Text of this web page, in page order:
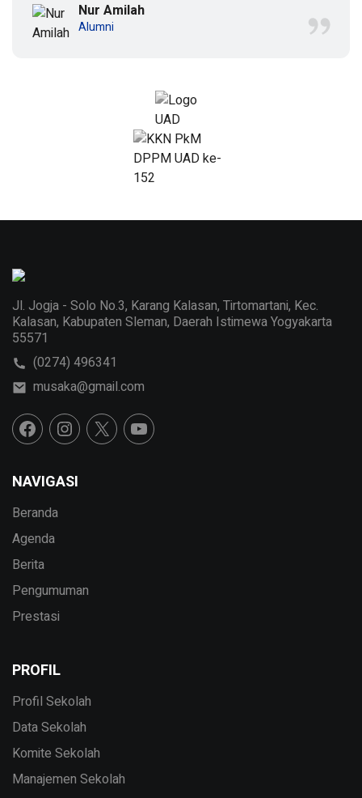
Nur Amilah
Alumni
Jl. Jogja - Solo No.3, Karang Kalasan, Tirtomartani, Kec.
Kalasan, Kabupaten Sleman, Daerah Istimewa Yogyakarta
55571
(0274) 496341
musaka@gmail.com
NAVIGASI
Beranda
Agenda
Berita
Pengumuman
Prestasi
PROFIL
Profil Sekolah
Data Sekolah
Komite Sekolah
Manajemen Sekolah